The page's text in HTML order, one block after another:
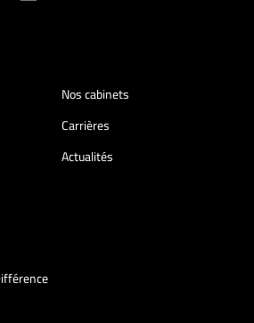
Nos cabinets
Carrières
Actualités